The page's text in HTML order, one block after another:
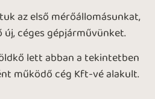
az első mérőállomásunkat,
céges gépjárművünket.
lett abban a tekintetben
működő cég Kft-vé alakult.